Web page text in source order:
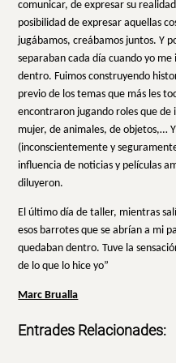
comunicar, de expresar su
posibilidad de expresar aquellas
jugábamos, creábamos juntos. Y
separaban cada día cuando yo
dentro. Fuimos construyendo
previo de los temas que más les
encontraron jugando roles que
mujer, de animales, de objetos,…
(inconscientemente y
influencia de noticias y películas
diluyeron.
El último día de taller, mientras
esos barrotes que se abrían a mi
quedaban dentro. Tuve la
de lo que lo hice yo”
Marc Brualla
Entrades Relacionades: